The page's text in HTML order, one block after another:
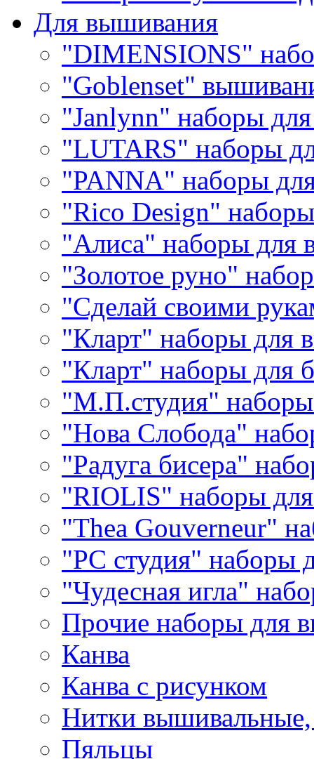
Для вышивания
"DIMENSIONS"
"Goblenset"
"Janlynn" наборы
"LUTARS" наборы
"PANNA" наборы
"Rico Design"
"Алиса" наборы для
"Золотое руно"
"Сделай своими
"Кларт" наборы для
"Кларт" наборы для
"М.П.студия"
"Нова Слобода"
"Радуга бисера"
"RIOLIS" наборы
"Thea Gouverneur"
"РС студия" наборы
"Чудесная игла"
Прочие наборы для
Канва
Канва с рисунком
Нитки
Пяльцы